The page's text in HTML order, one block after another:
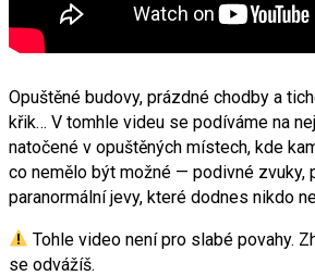
Opuštěné budovy, prázdné chodby a
křik… V tomhle videu se podíváme na
natočené v opuštěných místech, kde
co nemělo být možné — podivné zvuky,
paranormální jevy, které dodnes nikdo
Tohle video není pro slabé povahy.
se odvážíš.